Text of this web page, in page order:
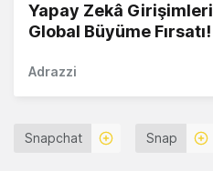
Yapay Zekâ
Global Büyüme Fırsatı!
Adrazzi
Snapchat Snap